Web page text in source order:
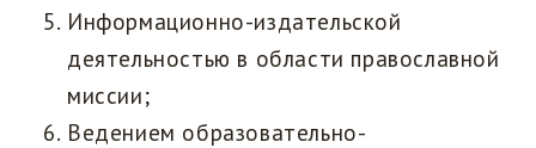
Информационно-издательской
деятельностью в области православной
миссии;
Ведением образовательно-